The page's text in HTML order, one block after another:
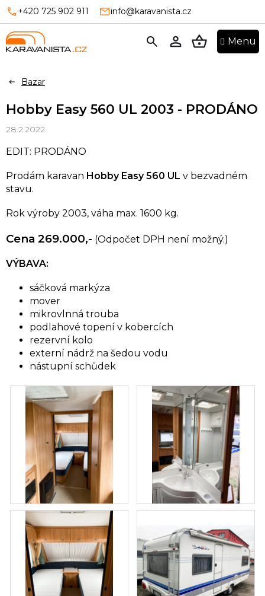
Přejít
obsah
+420 725 902 911 info@karavanista.cz
Bazar
Hobby Easy 560 UL 2003 - PRODÁNO
28.2.2022
EDIT: PRODÁNO
Prodám karavan Hobby Easy 560 UL v bezvadném
stavu.
Rok výroby 2003, váha max. 1600 kg.
Cena 269.000,- (Odpočet DPH není možný.)
VÝBAVA:
sáčková markýza
mover
mikrovlnná trouba
podlahové topení v kobercích
rezervní kolo
externí nádrž na šedou vodu
nástupní schůdek